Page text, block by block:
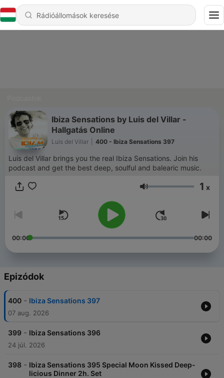
Ibiza Sensations by Luis del Villar -
Hallgatás Online
Luis del Villar 400 - Ibiza Sensations 397
Luis del Villar brings you the real Ibiza Sensations. Join his
podcast and get the best deep, soulful and balearic music.
Hangerő 1 x
00:00 00:00
Epizódok
400 - Ibiza Sensations 397
07 aug. 2026
399 - Ibiza Sensations 396
24 júl. 2026
398 - Ibiza Sensations 395 Special Moon Kissed Deep-
licious Dinner 2h. Set